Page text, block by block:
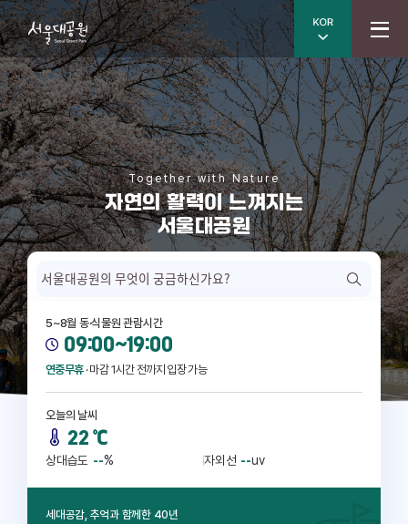
메
인
비
주
얼
Together with Nature
자연의 활력이 느껴지는
서울대공원
검색
5~8월 동·식물원 관람시간
09:00~19:00
연중무휴 마감 1시간 전까지 입장 가능
오늘의 날씨
맑
음
22 ℃
상대습도 --% 자외선 --uv
세대공감, 추억과 함께한 40년